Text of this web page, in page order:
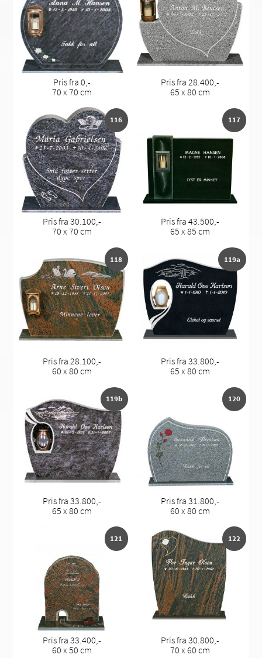
Pris fra 0,-
70 x 70 cm
Pris fra 28.400,-
65 x 80 cm
116
Pris fra 30.100,-
70 x 70 cm
117
Pris fra 43.500,-
65 x 85 cm
118
Pris fra 28.100,-
60 x 80 cm
119a
Pris fra 33.800,-
65 x 80 cm
119b
Pris fra 33.800,-
65 x 80 cm
120
Pris fra 31.800,-
60 x 80 cm
121
Pris fra 33.400,-
60 x 50 cm
122
Pris fra 30.800,-
70 x 60 cm